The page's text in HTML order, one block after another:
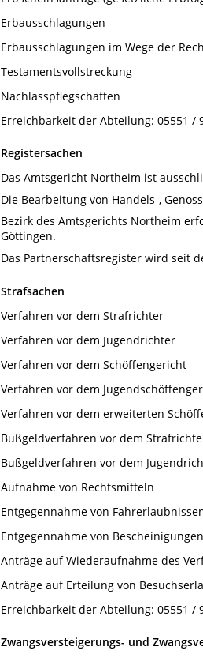
Erbausschlagungen
Erbausschlagungen im Wege der
Testamentsvollstreckung
Nachlasspflegschaften
Erreichbarkeit der Abteilung: 05551 /
Registersachen
Das Amtsgericht Northeim ist
Die Bearbeitung von Handels-,
Bezirk des Amtsgerichts Northeim
Göttingen.
Das Partnerschaftsregister wird seit
Strafsachen
Verfahren vor dem Strafrichter
Verfahren vor dem Jugendrichter
Verfahren vor dem Schöffengericht
Verfahren vor dem
Verfahren vor dem erweiterten
Bußgeldverfahren vor dem
Bußgeldverfahren vor dem
Aufnahme von Rechtsmitteln
Entgegennahme von
Entgegennahme von
Anträge auf Wiederaufnahme des
Anträge auf Erteilung von
Erreichbarkeit der Abteilung: 05551 /
Zwangsversteigerungs- und